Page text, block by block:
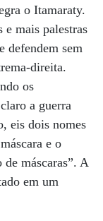
o Itamaraty.
e mais palestras
defendem sem
direita.
os
a guerra
eis dois nomes
e o
máscaras”. A
em um